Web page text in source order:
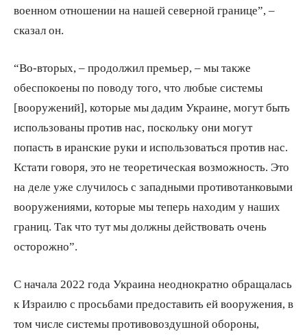
военном отношении на нашей северной границе”, –
сказал он.
“Во-вторых, – продолжил премьер, – мы также
обеспокоены по поводу того, что любые системы
[вооружений], которые мы дадим Украине, могут быть
использованы против нас, поскольку они могут
попасть в иранские руки и использоваться против нас.
Кстати говоря, это не теоретическая возможность. Это
на деле уже случилось с западными противотанковыми
вооружениями, которые мы теперь находим у наших
границ. Так что тут мы должны действовать очень
осторожно”.
С начала 2022 года Украина неоднократно обращалась
к Израилю с просьбами предоставить ей вооружения, в
том числе системы противовоздушной обороны,